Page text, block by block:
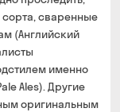
сорта, сваренные
(Английский
именно
Ales). Другие
оригинальным